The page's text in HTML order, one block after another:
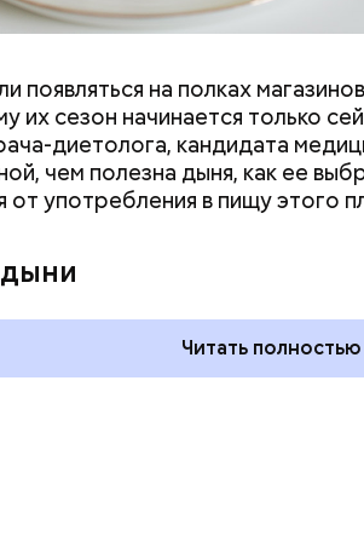
пьяного
праздники
и мире 5
и мире 4
появляться на полках
их сезон начинается только
диетолога, кандидата
чем полезна дыня, как ее
от употребления в пищу этого
Читать полностью